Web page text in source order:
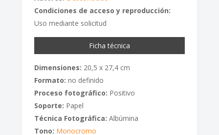
Condiciones de acceso y reproducción:
Uso mediante solicitud
Ficha técnica
Dimensiones: 20,5 x 27,4 cm
Formato: no definido
Proceso fotográfico: Positivo
Soporte: Papel
Técnica Fotográfica: Albúmina
Tono: Monocromo